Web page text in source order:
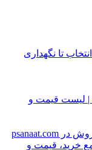
تا نگهداری
| لیست قیمت و
خرید، قیمت و